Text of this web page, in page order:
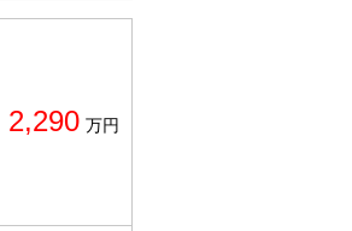
2,290 万円